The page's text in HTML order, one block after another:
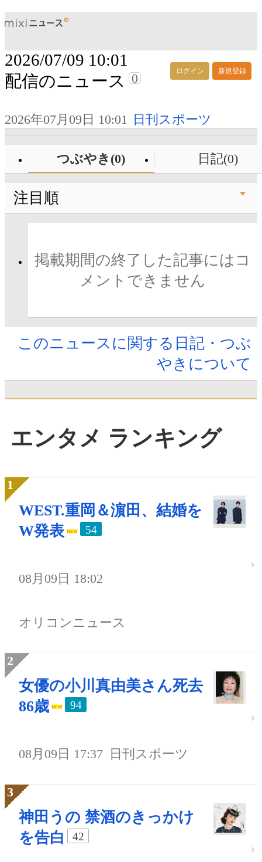
ログイン 新規登録
2026/07/09 10:01
配信のニュース
0
2026年07月09日 10:01 日刊スポーツ
つぶやき(0) 日記(0)
注目順
掲載期間の終了した記事にはコ
メントできません
このニュースに関する日記・つぶ
やきについて
エンタメ ランキング
WEST.重岡＆濵田、結婚を
W発表
54
08月09日 18:02
オリコンニュース
女優の小川真由美さん死去
86歳
94
08月09日 17:37 日刊スポーツ
神田うの 禁酒のきっかけ
を告白
42